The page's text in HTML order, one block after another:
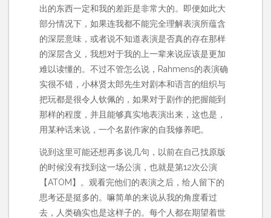
出的东西一定和我的差距是非常大的。即便如此大
部分情况下，如果连我都不能完全理解表演所蕴含
的深层意味，或者说不知道表演是否真的存在那样
的深层含义，我想对于我的上一辈来说应该是更加
难以读懂的。不过不管怎么说，Rahmens的表演确
实很不错，小林贤太郎先生对剧本和语言的组织与
把玩都是很令人钦佩的，如果对于剧作的把握能到
那样的程度，并且能够真实地表演出来，这也是，
用某种话来说，一个名剧作家的自我修养吧。
说到这里可能还想再多说几句，以前在自己找原版
的时候没有找到这一场公演，也就是第12次公演
【ATOM】。观看完他们的表演之后，给人留下的
思考还是挺多的。嘛简单的来说从我的角度看过
去，人类确实也是这样子的。每个人都在期望着世